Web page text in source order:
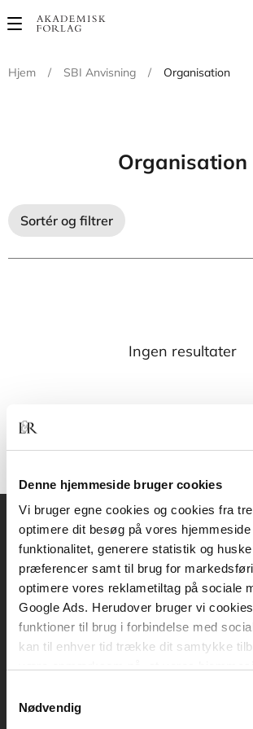
Denne hjemmeside bruger cookies
Vi bruger egne cookies og cookies fra
optimere dit besøg på vores
funktionalitet, generere statistik og
præferencer samt til brug for
optimere vores reklametiltag på sociale
Google Ads. Herudover bruger vi
funktioner til brug i forbindelse med
kan til enhver tid trække dit samtykke
tilbagetrækker et samtykke.
Nødvendig
Main
Hjem
/ SBI Anvisning / Organisation
Organisation
Sortér og filtrer
Ingen resultater
Akademisk Forlag
Vognmagergade 11
1120 København K
CVR 76351910
Kontakt kundeservice